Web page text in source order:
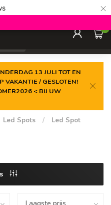
×
0
13 JULI TOT EN
VAKANTIE / GESLOTEN!
< BIJ UW
Led Spots /
Led Spot